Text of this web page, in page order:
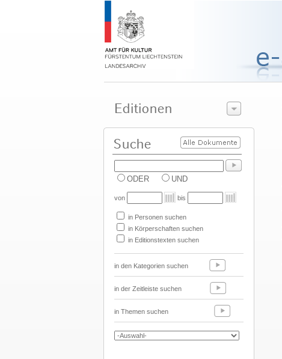
ODER UND
von bis
in Personen suchen
in Körperschaften suchen
in Editionstexten suchen
in den Kategorien suchen
in der Zeitleiste suchen
in Themen suchen